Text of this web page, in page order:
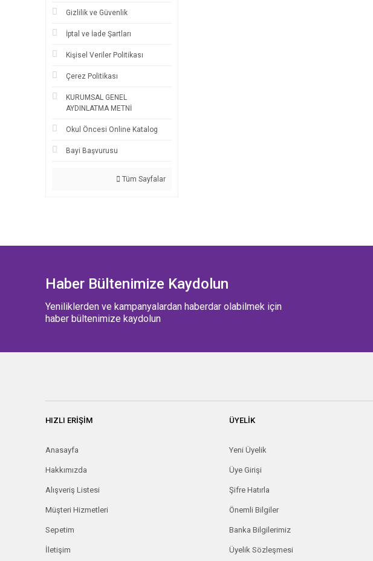
Gizlilik ve Güvenlik
İptal ve İade Şartları
Kişisel Veriler Politikası
Çerez Politikası
KURUMSAL GENEL
AYDINLATMA METNİ
Okul Öncesi Online Katalog
Bayi Başvurusu
Tüm Sayfalar
Haber Bültenimize Kaydolun
Yeniliklerden ve kampanyalardan haberdar olabilmek için
haber bültenimize kaydolun
HIZLI ERİŞİM
Anasayfa
Hakkımızda
Alışveriş Listesi
Müşteri Hizmetleri
Sepetim
İletişim
ÜYELİK
Yeni Üyelik
Üye Girişi
Şifre Hatırla
Önemli Bilgiler
Banka Bilgilerimiz
Üyelik Sözleşmesi